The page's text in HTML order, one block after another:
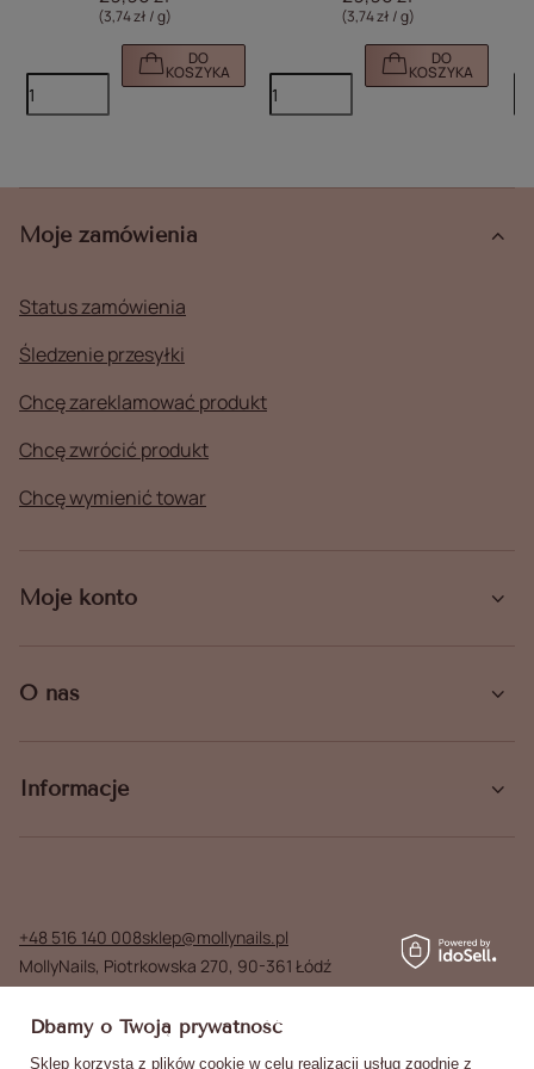
(3,74 zł / g)
DO
KOSZYKA
(3,74 zł / g)
DO
KOSZYKA
Moje zamówienia
Status zamówienia
Śledzenie przesyłki
Chcę zareklamować produkt
Chcę zwrócić produkt
Chcę wymienić towar
Moje konto
O nas
Informacje
+48 516 140 008sklep@mollynails.pl
MollyNails, Piotrkowska 270, 90-361 Łódź
W sklepie prezentujemy ceny brutto (z VAT).
Dbamy o Twoją prywatność
Sklep korzysta z plików cookie w celu realizacji usług zgodnie z